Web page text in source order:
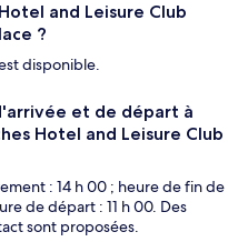
and Leisure Club
?
disponible.
et de départ à
Hotel and Leisure Club
: 14 h 00 ; heure de fin de
de départ : 11 h 00. Des
sont proposées.